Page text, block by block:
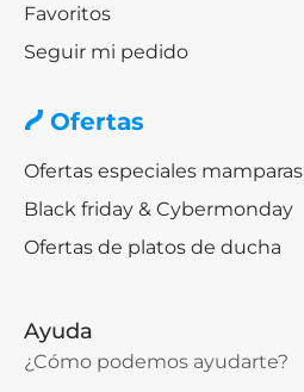
Favoritos
Seguir mi pedido
Ofertas
Ofertas especiales mamparas
Black friday & Cybermonday
Ofertas de platos de ducha
Ayuda
¿Cómo podemos ayudarte?